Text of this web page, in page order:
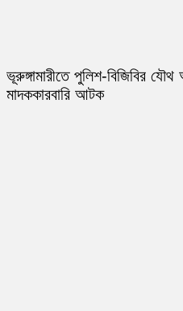
ভূরুঙ্গামারীতে পুলিশ-বিজিবির
মাদককারবারি আটক